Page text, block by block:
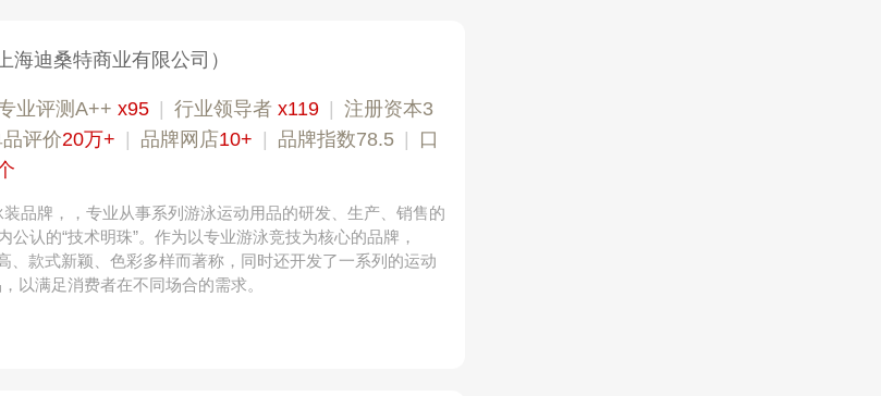
上海迪桑特商业有限公司）
业​评测A++ x95 行业领导者 x119
注册资本3
评价20万+ 品牌网店10+ 品牌指数78.5
口
品牌，，专业从事系列游泳运动用品的研发、生产、销售的
公认的“技术明珠”。作为以专业游泳竞技为核心的品牌，
、款式新颖、色彩多样而著称，同时还开发了一系列的运动
以满足消费者在不同场合的需求。